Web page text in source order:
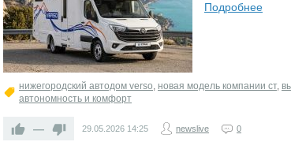
Подробнее
нижегородский автодом verso, новая модель компании ст,
автономность и комфорт
— 29.05.2026 14:25 newslive 0